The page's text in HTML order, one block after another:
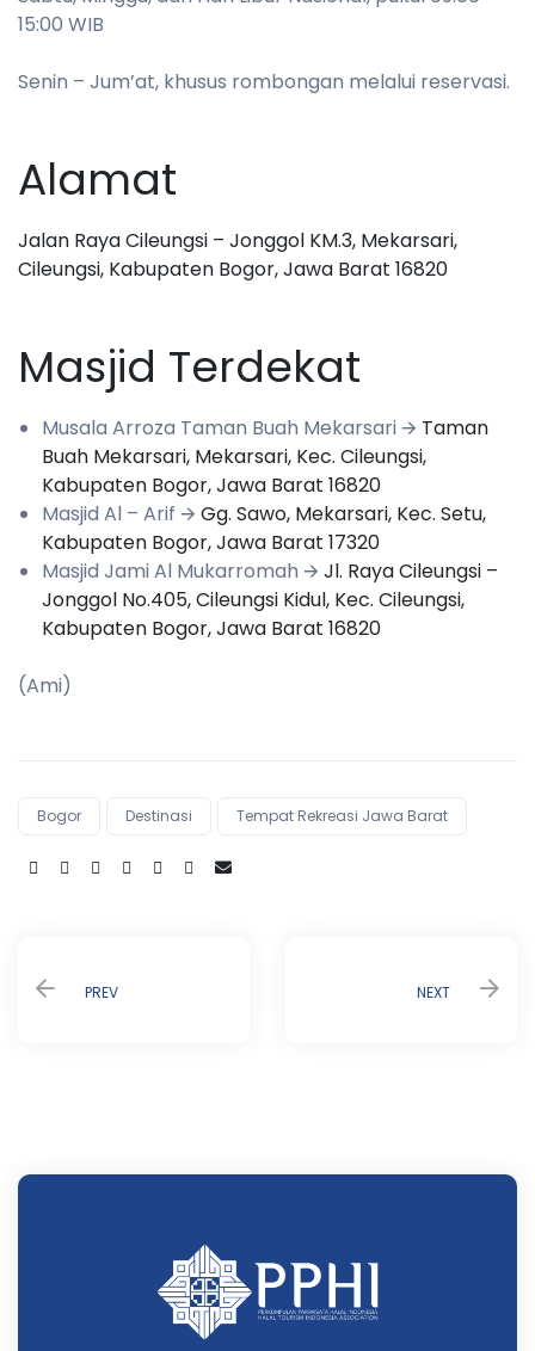
15:00 WIB
Senin – Jum’at, khusus rombongan melalui reservasi.
Alamat
Jalan Raya Cileungsi – Jonggol KM.3, Mekarsari,
Cileungsi, Kabupaten Bogor, Jawa Barat 16820
Masjid Terdekat
Musala Arroza Taman Buah Mekarsari 🡪 Taman
Buah Mekarsari, Mekarsari, Kec. Cileungsi,
Kabupaten Bogor, Jawa Barat 16820
Masjid Al – Arif 🡪 Gg. Sawo, Mekarsari, Kec. Setu,
Kabupaten Bogor, Jawa Barat 17320
Masjid Jami Al Mukarromah 🡪 Jl. Raya Cileungsi –
Jonggol No.405, Cileungsi Kidul, Kec. Cileungsi,
Kabupaten Bogor, Jawa Barat 16820
(Ami)
Bogor Destinasi Tempat Rekreasi Jawa Barat
Share:
PREV NEXT